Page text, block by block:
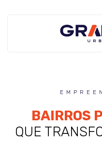
BAIRROS
QUE